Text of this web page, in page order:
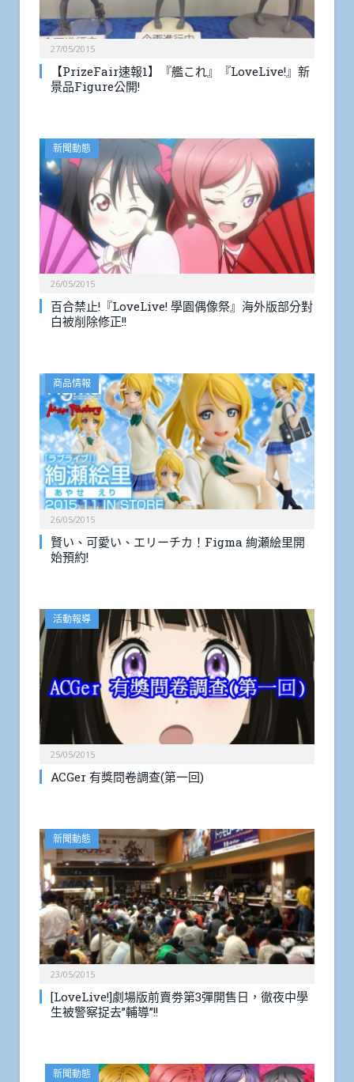
27/05/2015
【PrizeFair速報1】『艦これ』『LoveLive!』新
景品Figure公開!
新聞動態
26/05/2015
百合禁止!『LoveLive! 學園偶像祭』海外版部分對
白被削除修正!!
商品情報
26/05/2015
賢い、可愛い、エリーチカ！Figma 絢瀬絵里開
始預約!
活動報導
25/05/2015
ACGer 有獎問卷調查(第一回)
新聞動態
23/05/2015
[LoveLive!]劇場版前賣劵第3彈開售日，徹夜中學
生被警察捉去”輔導”!!
新聞動態